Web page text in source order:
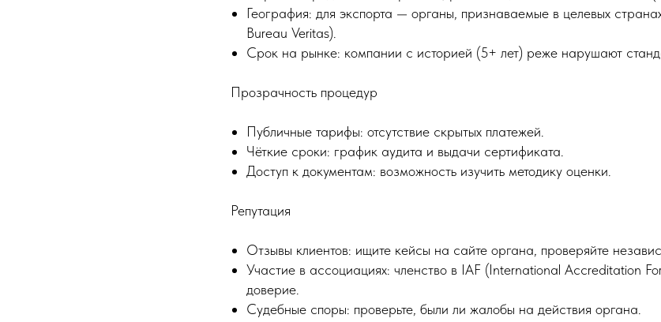
География: для экспорта — органы, признаваемые в целевых
Bureau Veritas).
Срок на рынке: компании с историей (5+ лет) реже нарушают
Прозрачность процедур
Публичные тарифы: отсутствие скрытых платежей.
Чёткие сроки: график аудита и выдачи сертификата.
Доступ к документам: возможность изучить методику оценки.
Репутация
Отзывы клиентов: ищите кейсы на сайте органа, проверяйте
Участие в ассоциациях: членство в IAF (International Accreditation
доверие.
Судебные споры: проверьте, были ли жалобы на действия органа.